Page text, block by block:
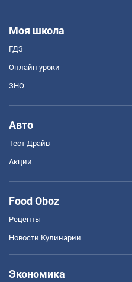
Моя школа
ГДЗ
Онлайн уроки
ЗНО
Авто
Тест Драйв
Акции
Food Oboz
Рецепты
Новости Кулинарии
Экономика